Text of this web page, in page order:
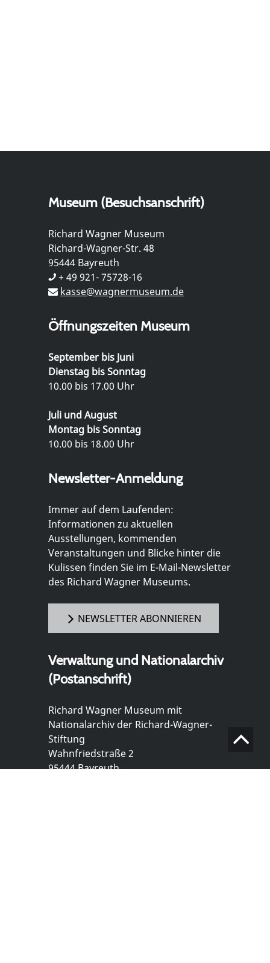
Museum (Besuchsanschrift)
Richard Wagner Museum
Richard-Wagner-Str. 48
95444 Bayreuth
+ 49 921- 75728-16
kasse@wagnermuseum.de
Öffnungszeiten Museum
September bis Juni
Dienstag bis Sonntag
10.00 bis 17.00 Uhr
Juli und August
Montag bis Sonntag
10.00 bis 18.00 Uhr
Newsletter-Anmeldung
Immer auf dem Laufenden:
Informationen zu aktuellen
Ausstellungen, kommenden
Veranstaltungen und Blicke hinter die
Kulissen finden Sie im E-Mail-Newsletter
des Richard Wagner Museums.
NEWSLETTER ABONNIEREN
Verwaltung und Nationalarchiv
(Postanschrift)
Richard Wagner Museum mit
Nationalarchiv der Richard-Wagner-
Stiftung
Wahnfriedstraße 2
95444 Bayreuth